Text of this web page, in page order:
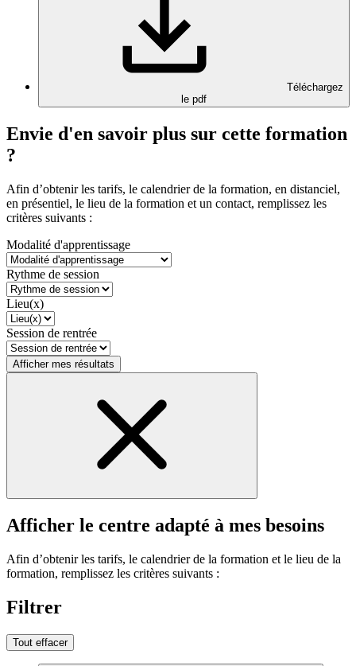
Téléchargez
le pdf
Envie d'en savoir plus sur cette formation
?
Afin d’obtenir les tarifs, le calendrier de la formation, en distanciel,
en présentiel, le lieu de la formation et un contact, remplissez les
critères suivants :
Modalité d'apprentissage
Rythme de session
Lieu(x)
Session de rentrée
Afficher mes résultats
Afficher le centre adapté à mes besoins
Afin d’obtenir les tarifs, le calendrier de la formation et le lieu de la
formation, remplissez les critères suivants :
Filtrer
Tout effacer